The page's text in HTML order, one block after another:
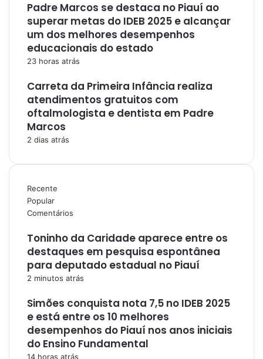
Padre Marcos se destaca no Piauí ao
superar metas do IDEB 2025 e alcançar
um dos melhores desempenhos
educacionais do estado
23 horas atrás
Carreta da Primeira Infância realiza
atendimentos gratuitos com
oftalmologista e dentista em Padre
Marcos
2 dias atrás
Recente
Popular
Comentários
Toninho da Caridade aparece entre os
destaques em pesquisa espontânea
para deputado estadual no Piauí
2 minutos atrás
Simões conquista nota 7,5 no IDEB 2025
e está entre os 10 melhores
desempenhos do Piauí nos anos iniciais
do Ensino Fundamental
14 horas atrás